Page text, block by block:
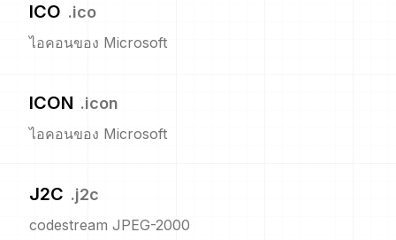
ICO .ico
ไอคอนของ Microsoft
ICON .icon
ไอคอนของ Microsoft
J2C .j2c
codestream JPEG-2000